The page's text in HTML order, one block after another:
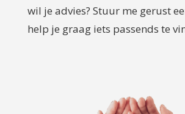
wil je advies? Stuur me gerust
help je graag iets passends te